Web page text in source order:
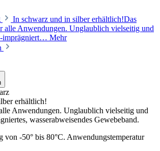
In schwarz und in silber erhältlich!Das
alle Anwendungen. Unglaublich vielseitig und
imprägniert… Mehr
erhältlich!
Anwendungen. Unglaublich vielseitig und
wasserabweisendes Gewebeband.
von -50° bis 80°C. Anwendungstemperatur